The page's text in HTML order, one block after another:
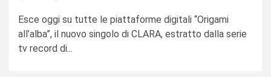
Esce oggi su tutte le piattaforme digitali “Origami
all’alba”, il nuovo singolo di CLARA, estratto dalla serie
tv record di...